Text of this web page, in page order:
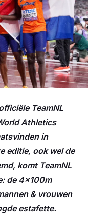
TeamNL
Athletics
in
editie, ook wel de
komt TeamNL
de 4x100m
& vrouwen
estafette.